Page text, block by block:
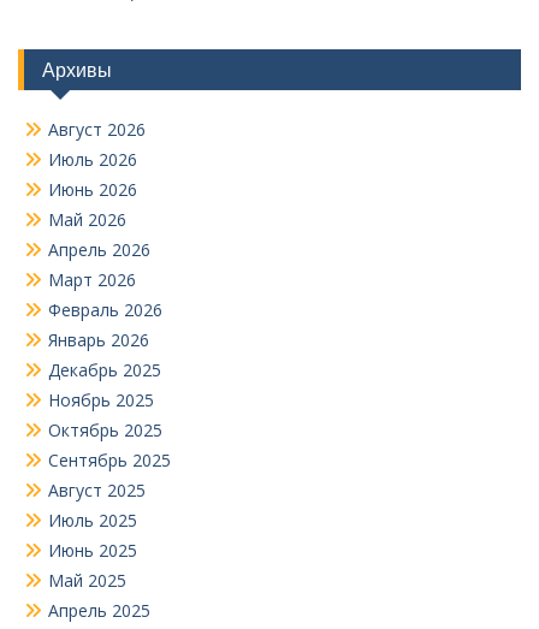
Архивы
Август 2026
Июль 2026
Июнь 2026
Май 2026
Апрель 2026
Март 2026
Февраль 2026
Январь 2026
Декабрь 2025
Ноябрь 2025
Октябрь 2025
Сентябрь 2025
Август 2025
Июль 2025
Июнь 2025
Май 2025
Апрель 2025